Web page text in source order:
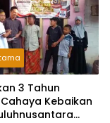
3 Tahun
Kebaikan